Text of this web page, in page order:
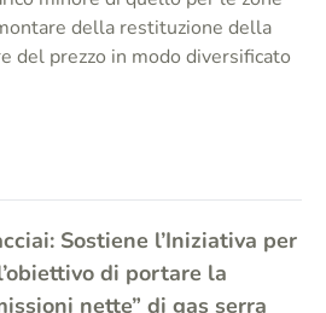
della restituzione della
del prezzo in modo diversificato
Sostiene l’Iniziativa per
di portare la
nette” di gas serra